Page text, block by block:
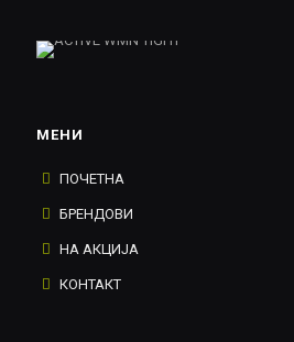
МЕНИ
ПОЧЕТНА
БРЕНДОВИ
НА АКЦИЈА
КОНТАКТ